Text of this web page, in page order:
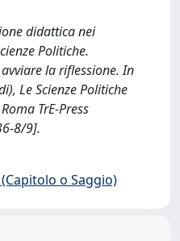
didattica nei
Politiche.
la riflessione. In
Le Scienze Politiche
TrE-Press
8/9].
o Saggio)